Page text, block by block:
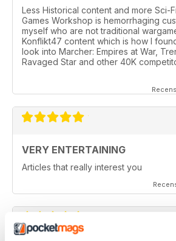
Less Historical content and more Sci-
Games Workshop is hemorrhaging
myself who are not traditional
Konflikt47 content which is how I
look into Marcher: Empires at War,
Ravaged Star and other 40K
VERY ENTERTAINING
Articles that really interest you